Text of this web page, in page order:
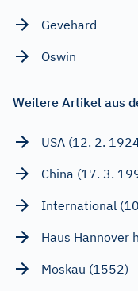
Gevehard
Oswin
Weitere Artikel aus
USA (12. 2.
China (17. 3.
International
Haus Hannover
Moskau (1552)